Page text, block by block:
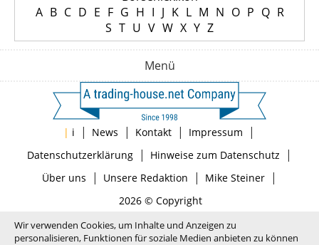
A B C D E F G H I J K L M N O P Q R
S T U V W X Y Z
Menü
| i | News | Kontakt | Impressum |
Datenschutzerklärung| Hinweise zum Datenschutz |
Über uns | Unsere Redaktion | Mike Steiner|
2026 © Copyright
Wir verwenden Cookies, um Inhalte und Anzeigen zu
personalisieren, Funktionen für soziale Medien anbieten zu können